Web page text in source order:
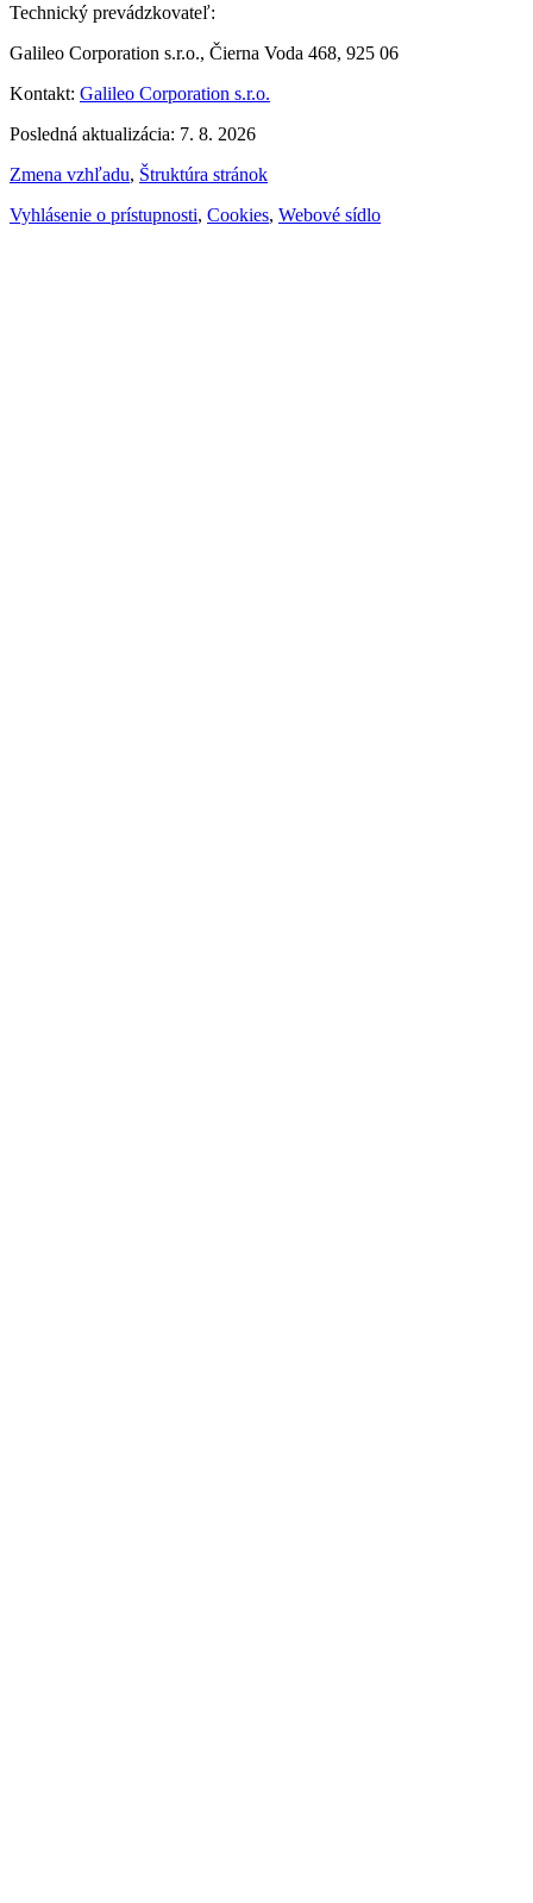
Technický prevádzkovateľ:
Galileo Corporation s.r.o., Čierna Voda 468, 925 06
Kontakt: Galileo Corporation s.r.o.
Posledná aktualizácia: 7. 8. 2026
Zmena vzhľadu, Štruktúra stránok
Vyhlásenie o prístupnosti, Cookies, Webové sídlo